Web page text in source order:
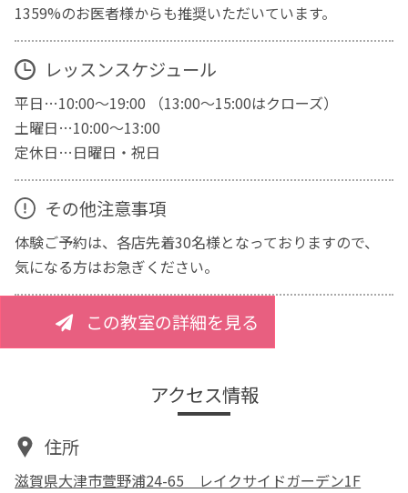
1359%のお医者様からも推奨いただいています。
レッスンスケジュール
平日…10:00～19:00 （13:00～15:00はクローズ）
土曜日…10:00～13:00
定休日…日曜日・祝日
その他注意事項
体験ご予約は、各店先着30名様となっておりますので、
気になる方はお急ぎください。
この教室の詳細を見る
アクセス情報
住所
滋賀県大津市萱野浦24-65 レイクサイドガーデン1F